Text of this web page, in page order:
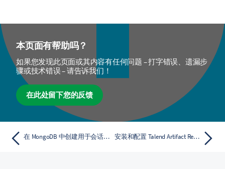
本页面有帮助吗？
如果您发现此页面或其内容有任何问题 – 打字错误、遗漏步
骤或技术错误 – 请告诉我们！
在此处留下您的反馈
在 MongoDB 中创建用于会话数据存储的数据库 安装和配置 Talend Artifact Repository